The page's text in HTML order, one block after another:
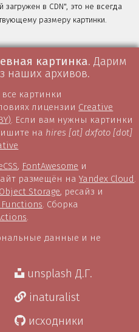
загружен в CDN", это не всегда
размеру картинки.
картинка. Дарим
наших архивов.
картинки
лицензии Creative
. Если вам нужны картинки
на hires [at] dxfoto [dot]
, FontAwesome и
размещён наYandex Cloud.
Object Storage, ресайз и
. Сборка
.
данные и не
unsplash Д.Г.
inaturalist
исходники